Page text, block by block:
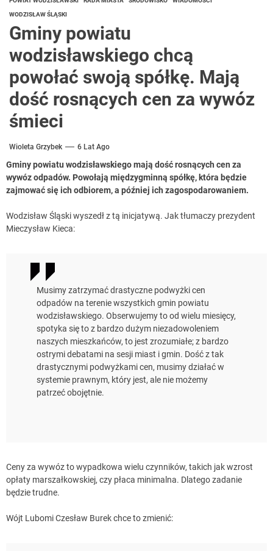
WODZISŁAW ŚLĄSKI
Gminy powiatu
wodzisławskiego chcą
powołać swoją spółkę. Mają
dość rosnących cen za wywóz
śmieci
Wioleta Grzybek 6 Lat Ago
Gminy powiatu wodzisławskiego mają dość rosnących cen za
wywóz odpadów. Powołają międzygminną spółkę, która będzie
zajmować się ich odbiorem, a później ich zagospodarowaniem.
Wodzisław Śląski wyszedł z tą inicjatywą. Jak tłumaczy prezydent
Mieczysław Kieca:
Musimy zatrzymać drastyczne podwyżki cen
odpadów na terenie wszystkich gmin powiatu
wodzisławskiego. Obserwujemy to od wielu miesięcy,
spotyka się to z bardzo dużym niezadowoleniem
naszych mieszkańców, to jest zrozumiałe; z bardzo
ostrymi debatami na sesji miast i gmin. Dość z tak
drastycznymi podwyżkami cen, musimy działać w
systemie prawnym, który jest, ale nie możemy
patrzeć obojętnie.
Ceny za wywóz to wypadkowa wielu czynników, takich jak wzrost
opłaty marszałkowskiej, czy płaca minimalna. Dlatego zadanie
będzie trudne.
Wójt Lubomi Czesław Burek chce to zmienić: